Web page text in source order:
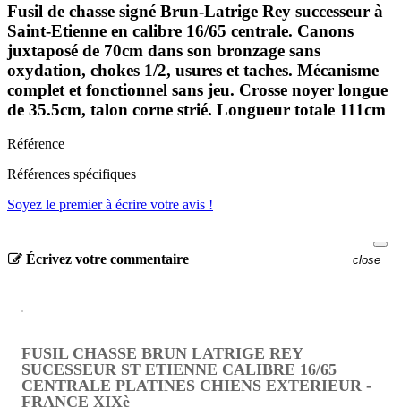
Fusil de chasse signé Brun-Latrige Rey successeur à
Saint-Etienne en calibre 16/65 centrale. Canons
juxtaposé de 70cm dans son bronzage sans
oxydation, chokes 1/2, usures et taches. Mécanisme
complet et fonctionnel sans jeu. Crosse noyer longue
de 35.5cm, talon corne strié. Longueur totale 111cm
Référence
Références spécifiques
Soyez le premier à écrire votre avis !
Écrivez votre commentaire close
FUSIL CHASSE BRUN LATRIGE REY
SUCESSEUR ST ETIENNE CALIBRE 16/65
CENTRALE PLATINES CHIENS EXTERIEUR -
FRANCE XIXè